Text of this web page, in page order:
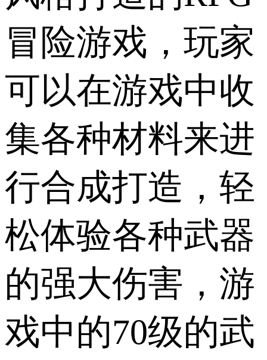
冒险游戏，玩家
可以在游戏中收
集各种材料来进
行合成打造，轻
松体验各种武器
的强大伤害，游
戏中的70级的武